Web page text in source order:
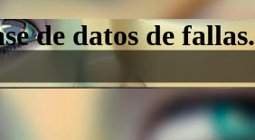
de datos de fallas.